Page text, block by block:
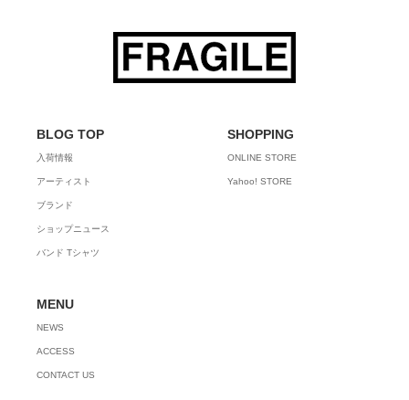
BLOG TOP
入荷情報
アーティスト
ブランド
ショップニュース
バンド Tシャツ
SHOPPING
ONLINE STORE
Yahoo! STORE
MENU
NEWS
ACCESS
CONTACT US